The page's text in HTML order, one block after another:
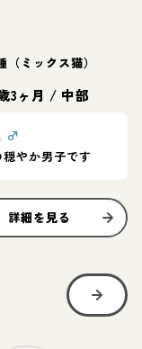
（ミックス猫）
3ヶ月 / 中部
♂
やか男子です
詳細を見る